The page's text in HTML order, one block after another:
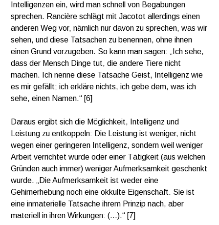
Intelligenzen ein, wird man schnell von Begabungen
sprechen. Rancière schlägt mit Jacotot allerdings einen
anderen Weg vor, nämlich nur davon zu sprechen, was wir
sehen, und diese Tatsachen zu benennen, ohne ihnen
einen Grund vorzugeben. So kann man sagen: „Ich sehe,
dass der Mensch Dinge tut, die andere Tiere nicht
machen. Ich nenne diese Tatsache Geist, Intelligenz wie
es mir gefällt; ich erkläre nichts, ich gebe dem, was ich
sehe, einen Namen.“ [6]
Daraus ergibt sich die Möglichkeit, Intelligenz und
Leistung zu entkoppeln: Die Leistung ist weniger, nicht
wegen einer geringeren Intelligenz, sondern weil weniger
Arbeit verrichtet wurde oder einer Tätigkeit (aus welchen
Gründen auch immer) weniger Aufmerksamkeit geschenkt
wurde. „Die Aufmerksamkeit ist weder eine
Gehirnerhebung noch eine okkulte Eigenschaft. Sie ist
eine inmaterielle Tatsache ihrem Prinzip nach, aber
materiell in ihren Wirkungen: (…).“ [7]